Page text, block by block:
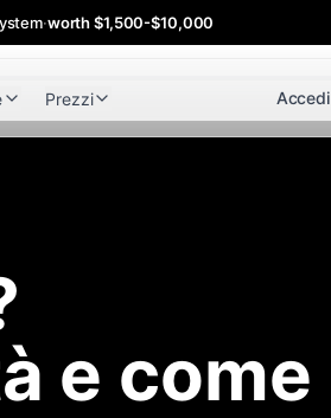
·worth $1,500-$10,000
Prezzi Accedi
e come